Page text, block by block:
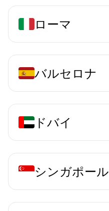
ローマ
バルセロナ
ドバイ
シンガポール